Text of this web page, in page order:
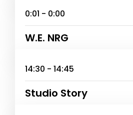
0:01 - 0:00
W.E. NRG
14:30 - 14:45
Studio Story